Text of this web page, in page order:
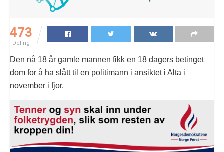
473
Deling
Den nå 18 år gamle mannen fikk en 18 dagers betinget
dom for å ha slått til en politimann i ansiktet i Alta i
november i fjor.